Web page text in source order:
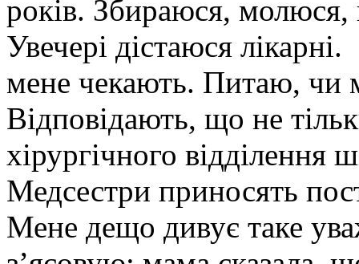
років. Збираюся, молюся,
Увечері дістаюся
мене чекають. Питаю, чи
Відповідають, що не
хірургічного відділення
Медсестри приносять
Мене дещо дивує таке